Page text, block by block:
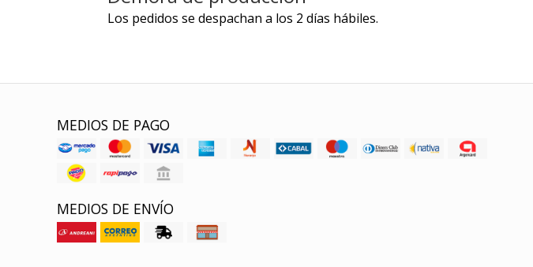
Los pedidos se despachan a los 2 días hábiles.
MEDIOS DE PAGO
MEDIOS DE ENVÍO